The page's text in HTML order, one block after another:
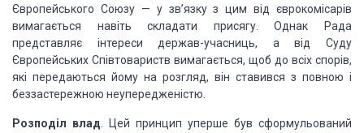
Європейського Союзу — у зв’язку з цим від єврокомісарів
вимагається навіть складати присягу. Однак Рада
представляє інтереси держав-учасниць, а від Суду
Європейських Співтовариств вимагається, щоб до всіх спорів,
які передаються йому на розгляд, він ставився з повною і
беззастережною неупередженістю.
Розподіл влад . Цей принцип уперше був сформульований